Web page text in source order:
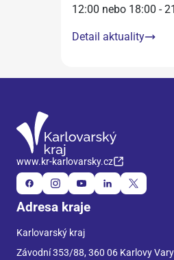
12:00 nebo 18:00 -
Detail aktuality
www.kr-karlovarsky.cz
Adresa kraje
Karlovarský kraj
Závodní 353/88, 360 06 Karlovy Vary